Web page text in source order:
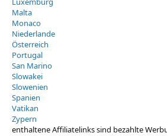
Malta
Monaco
Niederlande
Österreich
Portugal
San Marino
Slowakei
Slowenien
Spanien
Vatikan
Zypern
enthaltene Affiliatelinks sind bezahlte